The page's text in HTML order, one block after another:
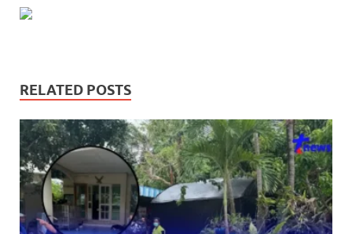
RELATED POSTS